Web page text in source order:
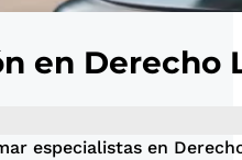
en Derecho
especialistas en